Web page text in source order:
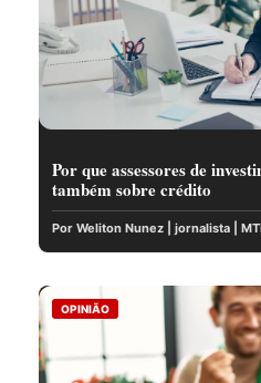
Por que assessores de
também sobre crédito
Por Weliton Nunez | jornalista |
OPINIÃO